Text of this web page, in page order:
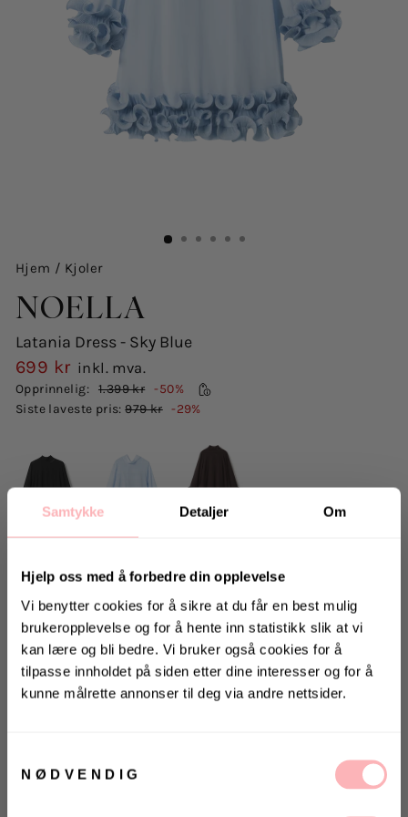
Samtykke Detaljer Om
Hjelp oss med å forbedre din opplevelse
Vi benytter cookies for å sikre at du får en best mulig
brukeropplevelse og for å hente inn statistikk slik at vi
kan lære og bli bedre. Vi bruker også cookies for å
tilpasse innholdet på siden etter dine interesser og for å
kunne målrette annonser til deg via andre nettsider.
NØDVENDIG
Hjem / Kjoler
NOELLA
Latania Dress - Sky Blue
699 kr inkl. mva.
Opprinnelig: 1.399 kr
Salgspris
-50%
979 kr -29%
SOMMERDEAL:
Ekstra god pris på dette produktet akkurat nå
Gratis bytte
LEGG I HANDLEKURVEN